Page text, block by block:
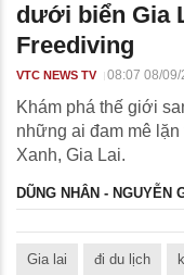
dưới biển Gia
Freediving
VTC NEWS TV 08:07 08/09/
Khám phá thế giới
những ai đam mê
Xanh, Gia Lai.
DŨNG NHÂN - NGUYỄN
Gia lai đi du lịch